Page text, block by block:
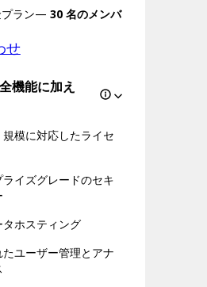
プラン— 30 名のメンバ
せ
機能に加え
模に対応したライセ
イズグレードのセキ
ホスティング
ユーザー管理とアナ